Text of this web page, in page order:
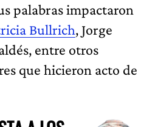
palabras impactaron
Bullrich, Jorge
entre otros
que hicieron acto de